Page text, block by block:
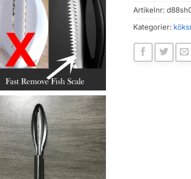
Artikelnr:
Kategorier: